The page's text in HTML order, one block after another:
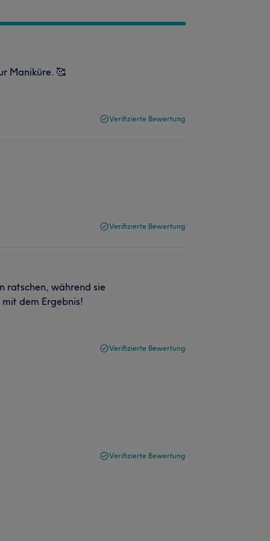
Maniküre. 🥰
Verifizierte Bewertung
Verifizierte Bewertung
ratschen, während sie
dem Ergebnis!
Verifizierte Bewertung
Verifizierte Bewertung